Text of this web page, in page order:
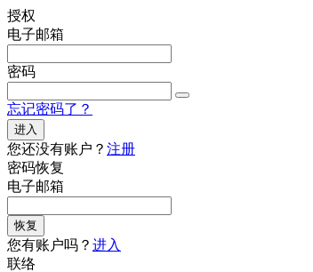
授权
电子邮箱
密码
忘记密码了？
进入
您还没有账户？ 注册
密码恢复
电子邮箱
恢复
您有账户吗？ 进入
联络